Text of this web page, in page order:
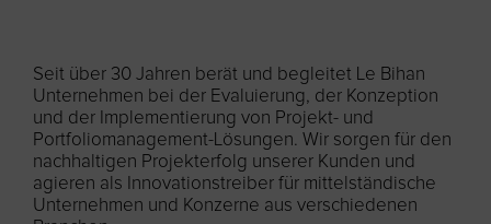
Seit über 30 Jahren berät und begleitet Le Bihan
Unternehmen bei der Evaluierung, der Konzeption
und der Implementierung von Projekt- und
Portfoliomanagement-Lösungen. Wir sorgen für den
nachhaltigen Projekterfolg unserer Kunden und
agieren als Innovationstreiber für mittelständische
Unternehmen und Konzerne aus verschiedenen